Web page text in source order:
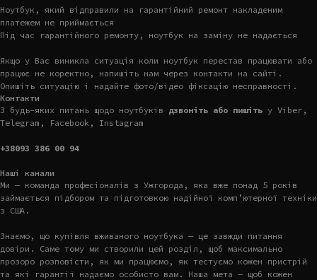
Ноутбук, який відправили на гарантійний ремонт накладеним
платежем не приймається
Під час гарантійного ремонту, ноутбук на заміну не надається
Якщо у Вас виникла ситуація коли ноутбук перестав працювати або
працює не коректно, напишіть нам через контакти на сайті.
Опишіть ситуацію і надайте фото/відео фіксацію несправності.
Контакти
З будь-яких питань щодо ноутбуків дзвоніть або пишіть у Viber,
Telegram, Facebook, Instagram
+38093 386 00 94
Наші канали
Ми — команда професіоналів з Ужгорода, яка вже понад 5 років
займається підбором та підготовкою надійної комп’ютерної техніки
з США.
Знаємо, що купівля вживаного ноутбука — це завжди питання
довіри. Саме тому ми створили цей розділ, щоб максимально
прозоро розповісти, як ми працюємо, як тестуємо кожен пристрій
та які гарантії надаємо особисто вам. Наша мета — щоб кожен